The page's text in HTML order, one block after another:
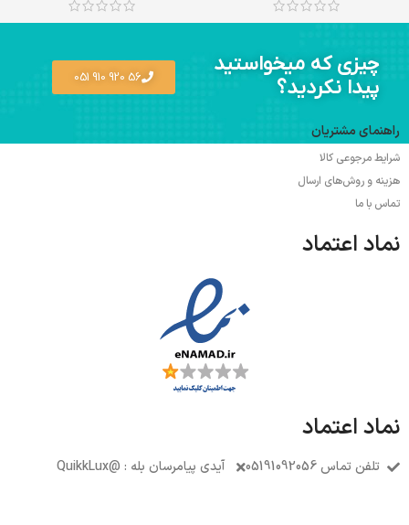
چیزی که میخواستید
پیدا نکردید؟
56 920 910 051
راهنمای مشتریان
شرایط مرجوعی کالا
هزینه و روش‌های ارسال
تماس با ما
نماد اعتماد
نماد اعتماد
تلفن تماس 05191092056 آیدی پیامرسان بله : @QuikkLux